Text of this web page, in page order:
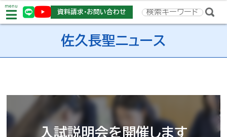
menu
資料請求・お問い合わせ
佐久長聖ニュース
入試説明会を開催します